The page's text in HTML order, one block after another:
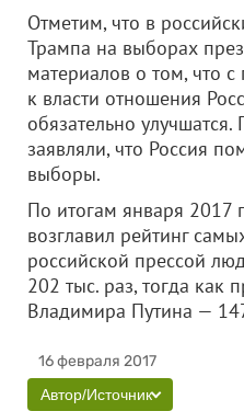
Отметим, что в
Трампа на выборах
материалов о том, что
к власти отношения
обязательно
заявляли, что Россия
выборы.
По итогам января 2017
возглавил рейтинг
российской прессой
202 тыс. раз, тогда как
Владимира Путина
16 февраля 2017
Автор/Источник